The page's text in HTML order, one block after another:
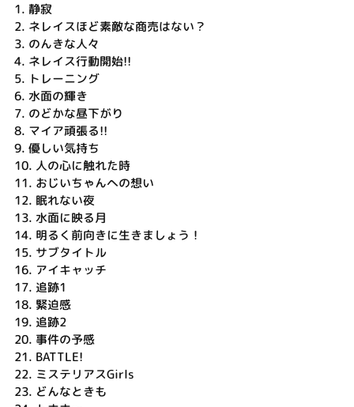
1. 静寂
2. ネレイスほど素敵な商売はない？
3. のんきな人々
4. ネレイス行動開始!!
5. トレーニング
6. 水面の輝き
7. のどかな昼下がり
8. マイア頑張る!!
9. 優しい気持ち
10. 人の心に触れた時
11. おじいちゃんへの想い
12. 眠れない夜
13. 水面に映る月
14. 明るく前向きに生きましょう！
15. サブタイトル
16. アイキャッチ
17. 追跡1
18. 緊迫感
19. 追跡2
20. 事件の予感
21. BATTLE!
22. ミステリアスGirls
23. どんなときも